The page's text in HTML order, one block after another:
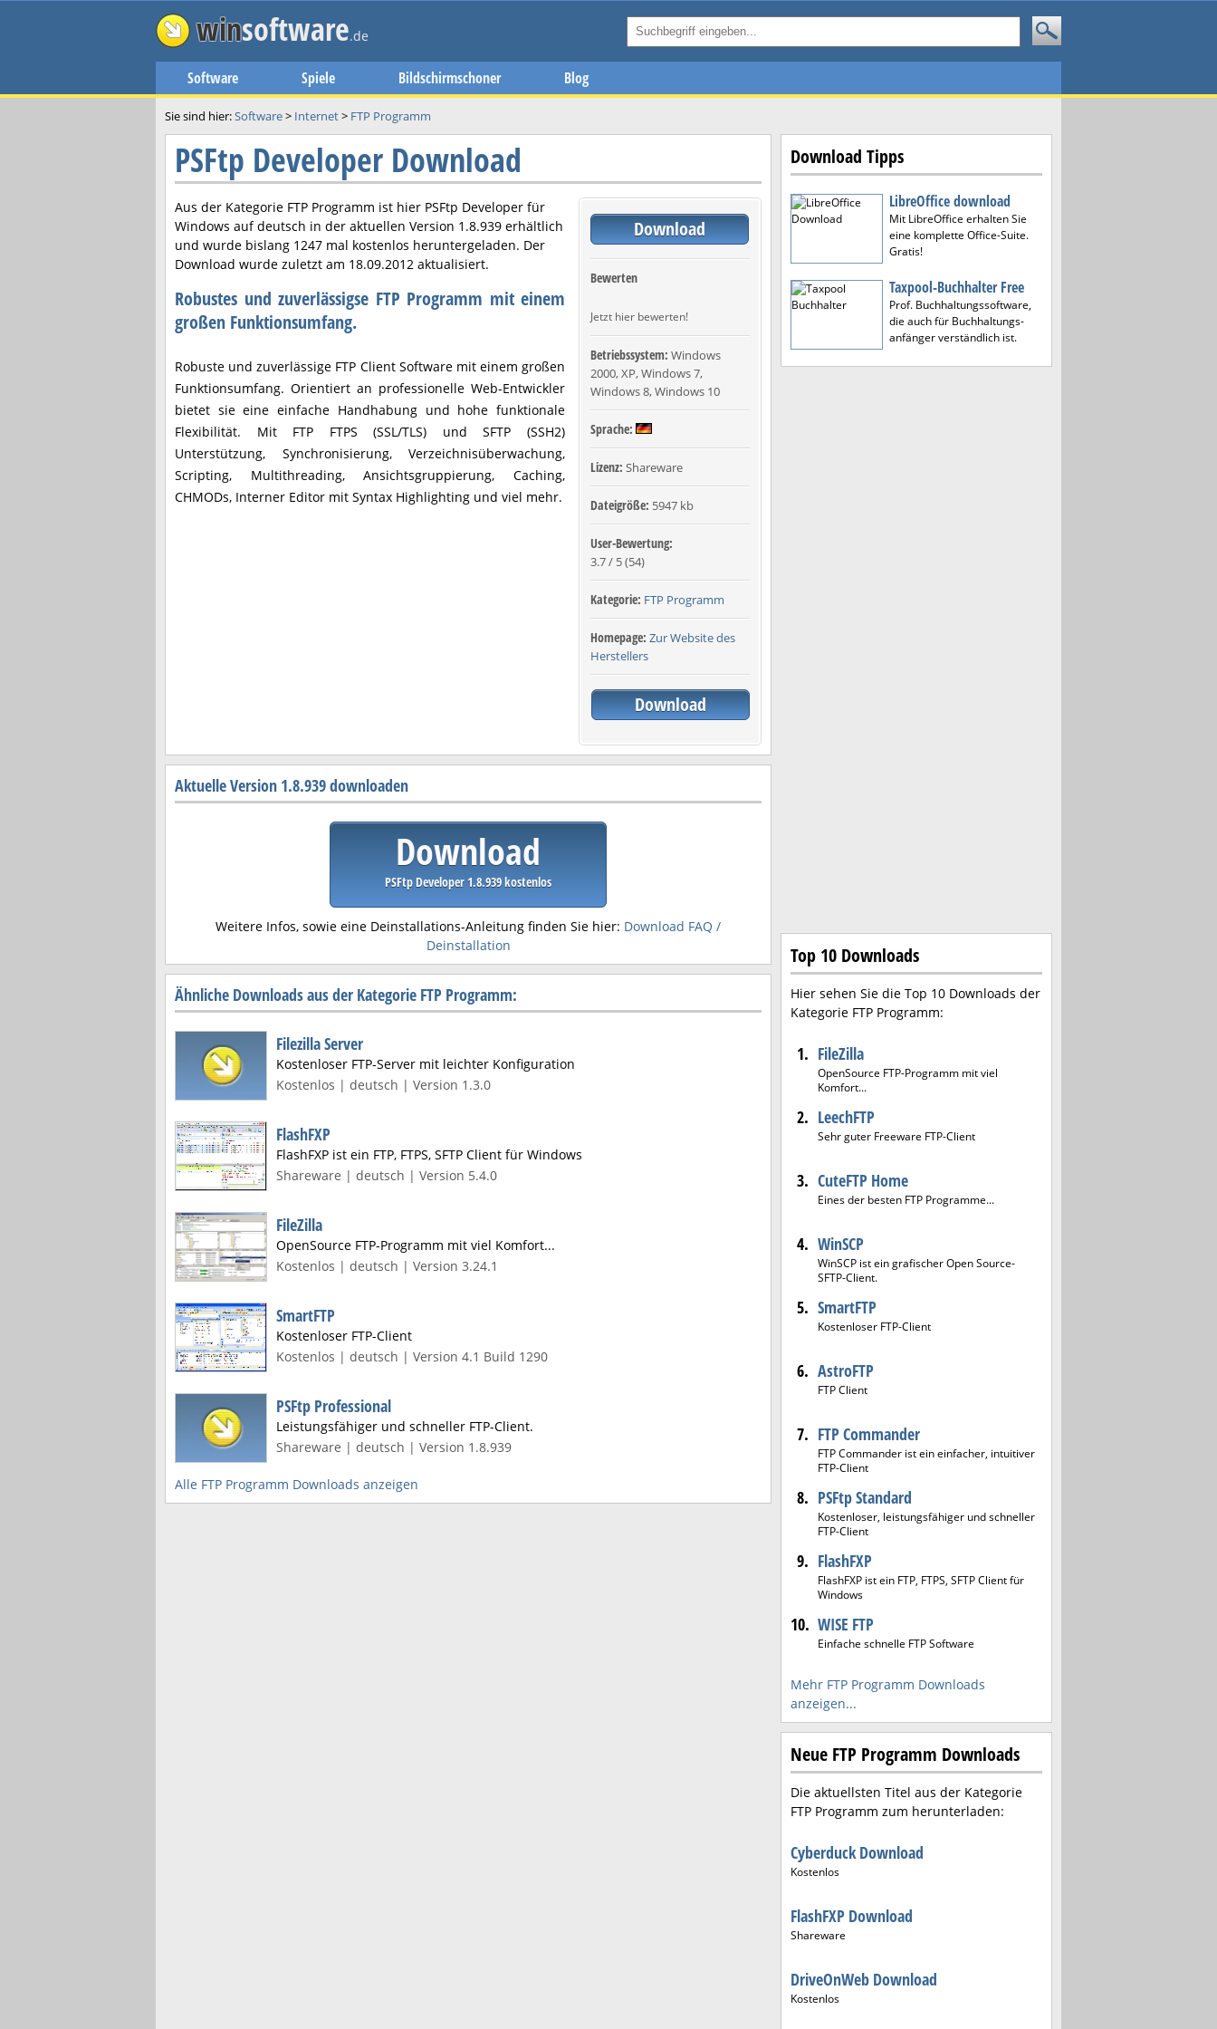
winsoftware.de
Software Spiele Bildschirmschoner Blog
Sie sind hier:Software> Internet> FTP Programm
PSFtp Developer Download
Aus der Kategorie FTP Programm ist hier PSFtp Developer für
Windows auf deutsch in der aktuellen Version 1.8.939 erhältlich
und wurde bislang 1247 mal kostenlos heruntergeladen. Der
Download wurde zuletzt am 18.09.2012 aktualisiert.
Download
Bewerten
Jetzt hier bewerten!
Betriebssystem: Windows
2000, XP, Windows 7,
Windows 8, Windows 10
Sprache:
Lizenz: Shareware
Dateigröße: 5947 kb
User-Bewertung:
3.7/ 5(54)
Kategorie: FTP Programm
Homepage: Zur Website des
Herstellers
Download
Robustes und zuverlässigse FTP Programm mit einem
großen Funktionsumfang.
Robuste und zuverlässige FTP Client Software mit einem großen
Funktionsumfang. Orientiert an professionelle Web-Entwickler
bietet sie eine einfache Handhabung und hohe funktionale
Flexibilität. Mit FTP FTPS (SSL/TLS) und SFTP (SSH2)
Unterstützung, Synchronisierung, Verzeichnisüberwachung,
Scripting, Multithreading, Ansichtsgruppierung, Caching,
CHMODs, Interner Editor mit Syntax Highlighting und viel mehr.
Aktuelle Version 1.8.939 downloaden
Download
PSFtp Developer 1.8.939 kostenlos
Weitere Infos, sowie eine Deinstallations-Anleitung finden Sie hier: Download FAQ /
Deinstallation
Ähnliche Downloads aus der Kategorie FTP Programm:
Filezilla Server
Kostenloser FTP-Server mit leichter Konfiguration
Kostenlos | deutsch | Version 1.3.0
FlashFXP
FlashFXP ist ein FTP, FTPS, SFTP Client für Windows
Shareware | deutsch | Version 5.4.0
FileZilla
OpenSource FTP-Programm mit viel Komfort...
Kostenlos | deutsch | Version 3.24.1
SmartFTP
Kostenloser FTP-Client
Kostenlos | deutsch | Version 4.1 Build 1290
PSFtp Professional
Leistungsfähiger und schneller FTP-Client.
Shareware | deutsch | Version 1.8.939
Alle FTP Programm Downloads anzeigen
Download Tipps
LibreOffice download
Mit LibreOffice erhalten Sie
eine komplette Office-Suite.
Gratis!
Taxpool-Buchhalter Free
Prof. Buchhaltungssoftware,
die auch für Buchhaltungs-
anfänger verständlich ist.
Top 10 Downloads
Hier sehen Sie die Top 10 Downloads der
Kategorie FTP Programm:
1. FileZilla
OpenSource FTP-Programm mit viel
Komfort...
2. LeechFTP
Sehr guter Freeware FTP-Client
3. CuteFTP Home
Eines der besten FTP Programme...
4. WinSCP
WinSCP ist ein grafischer Open Source-
SFTP-Client.
5. SmartFTP
Kostenloser FTP-Client
6. AstroFTP
FTP Client
7. FTP Commander
FTP Commander ist ein einfacher, intuitiver
FTP-Client
8. PSFtp Standard
Kostenloser, leistungsfähiger und schneller
FTP-Client
9. FlashFXP
FlashFXP ist ein FTP, FTPS, SFTP Client für
Windows
10. WISE FTP
Einfache schnelle FTP Software
Mehr FTP Programm Downloads
anzeigen...
Neue FTP Programm Downloads
Die aktuellsten Titel aus der Kategorie
FTP Programm zum herunterladen:
Cyberduck Download
Kostenlos
FlashFXP Download
Shareware
DriveOnWeb Download
Kostenlos